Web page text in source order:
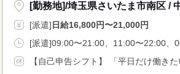
[勤務地]/埼玉県さいたま市南区 /
[派遣] 日給16,800円〜21,000円
[派遣]09:00〜21:00、11:00〜22:00、